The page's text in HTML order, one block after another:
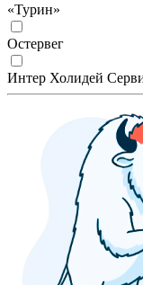
«Турин»
Остервег
Интер Холидей